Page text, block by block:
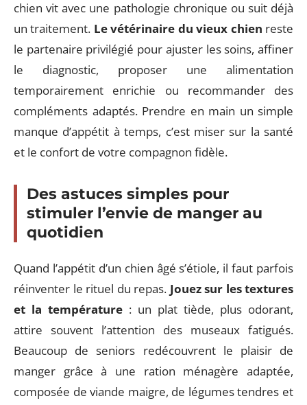
chien vit avec une pathologie chronique ou suit déjà
un traitement. Le vétérinaire du vieux chien reste
le partenaire privilégié pour ajuster les soins, affiner
le diagnostic, proposer une alimentation
temporairement enrichie ou recommander des
compléments adaptés. Prendre en main un simple
manque d’appétit à temps, c’est miser sur la santé
et le confort de votre compagnon fidèle.
Des astuces simples pour
stimuler l’envie de manger au
quotidien
Quand l’appétit d’un chien âgé s’étiole, il faut parfois
réinventer le rituel du repas. Jouez sur les textures
et la température : un plat tiède, plus odorant,
attire souvent l’attention des museaux fatigués.
Beaucoup de seniors redécouvrent le plaisir de
manger grâce à une ration ménagère adaptée,
composée de viande maigre, de légumes tendres et